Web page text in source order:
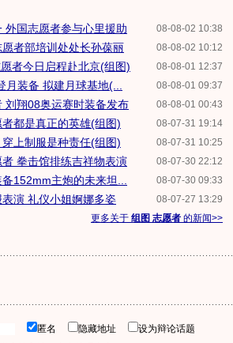
08-08-02 10:38
外国志愿者参与心里援助
08-08-02 10:12
者部培训处处长孙葆丽
08-08-01 12:37
者今日启程赴北京(组图)
08-08-01 09:37
月装备 拟建月球基地(...
08-08-01 00:43
刘翔08奥运赛时装备发布
08-07-31 19:14
都是真正的英雄(组图)
08-07-31 10:25
上制服是种责任(组图)
08-07-30 22:12
拳击馆排练吉祥物表演
08-07-30 09:33
152mm主炮的未来坦...
08-07-27 13:29
演 礼仪小姐婀娜多姿
更多关于 组图 志愿者 的新闻>>
匿名 隐藏地址
设为辩论话题